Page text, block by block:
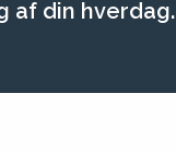
af din hverdag.